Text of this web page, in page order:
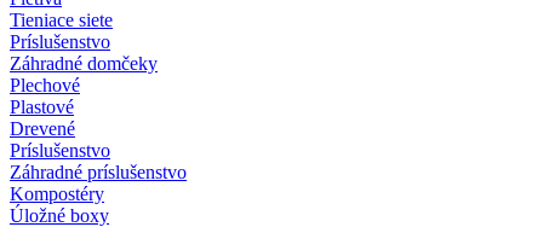
Tieniace siete
Príslušenstvo
Záhradné domčeky
Plechové
Plastové
Drevené
Príslušenstvo
Záhradné príslušenstvo
Kompostéry
Úložné boxy